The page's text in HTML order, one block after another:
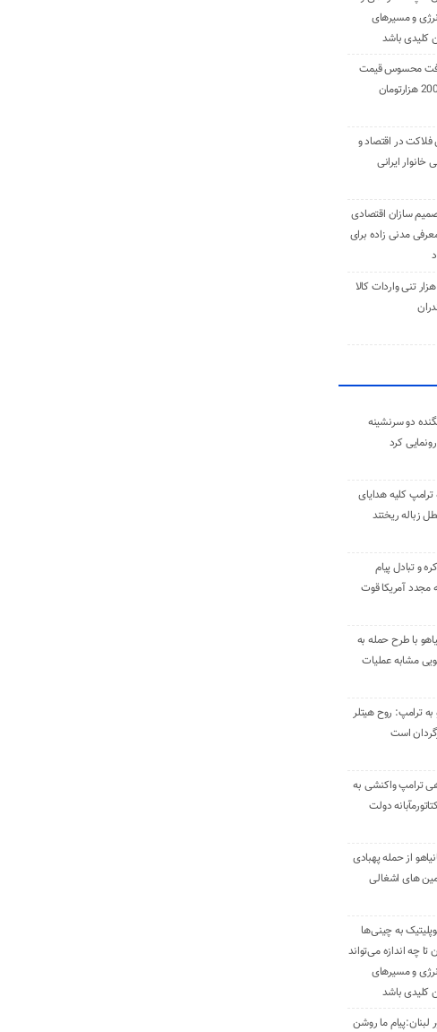
و مسیرهای
کلیدی باشد
محسوس قیمت
در اقتصاد و
خانوار ایرانی
سازان اقتصادی
مدنی زاده برای
کارکرد 200 هزار تنی واردات کالا
دو سرنشینه
کلیه هدایای
زباله ریختند
و تبادل پیام
مجدد آمریکا قوت
با طرح حمله به
مشابه عملیات
به ترامپ: روح هیتلر
است
ترامپ واکنشی به
دولت
از حمله پهبادی
های اشغالی
به چینی‌ها
تا چه اندازه می‌تواند
و مسیرهای
کلیدی باشد
ما روشن